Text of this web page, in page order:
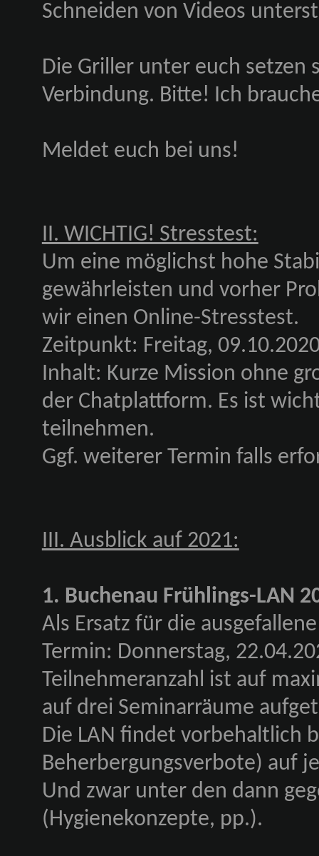
Schneiden von Videos
Die Griller unter euch
Verbindung. Bitte! Ich
Meldet euch bei uns!
II. WICHTIG! Stresstest:
Um eine möglichst hohe
gewährleisten und vorher
wir einen Online-Stresstest.
Zeitpunkt: Freitag,
Inhalt: Kurze Mission ohne
der Chatplattform. Es ist
teilnehmen.
Ggf. weiterer Termin falls
III. Ausblick auf 2021:
1. Buchenau Frühlings-LAN
Als Ersatz für die
Termin: Donnerstag,
Teilnehmeranzahl ist auf
auf drei Seminarräume
Die LAN findet vorbehaltlich
Beherbergungsverbote) auf
Und zwar unter den dann
(Hygienekonzepte, pp.).